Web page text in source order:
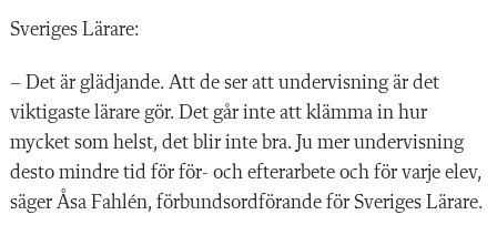
Sveriges Lärare:
– Det är glädjande. Att de ser att undervisning är det
viktigaste lärare gör. Det går inte att klämma in hur
mycket som helst, det blir inte bra. Ju mer undervisning
desto mindre tid för för- och efterarbete och för varje elev,
säger Åsa Fahlén, förbundsordförande för Sveriges Lärare.